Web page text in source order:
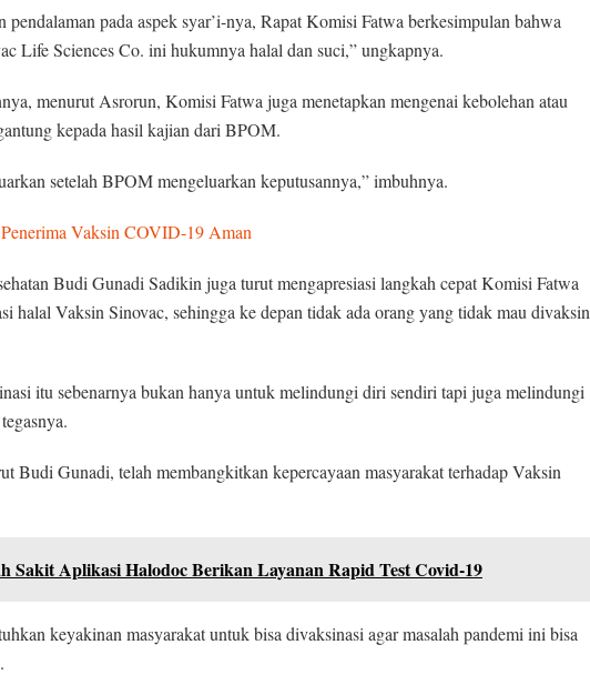
pendalaman pada aspek syar’i-nya, Rapat Komisi Fatwa berkesimpulan bahwa
Life Sciences Co. ini hukumnya halal dan suci,” ungkapnya.
menurut Asrorun, Komisi Fatwa juga menetapkan mengenai kebolehan atau
kepada hasil kajian dari BPOM.
setelah BPOM mengeluarkan keputusannya,” imbuhnya.
Vaksin COVID-19 Aman
Budi Gunadi Sadikin juga turut mengapresiasi langkah cepat Komisi Fatwa
halal Vaksin Sinovac, sehingga ke depan tidak ada orang yang tidak mau divaksin
itu sebenarnya bukan hanya untuk melindungi diri sendiri tapi juga melindungi
Gunadi, telah membangkitkan kepercayaan masyarakat terhadap Vaksin
Sakit Aplikasi Halodoc Berikan Layanan Rapid Test Covid-19
keyakinan masyarakat untuk bisa divaksinasi agar masalah pandemi ini bisa